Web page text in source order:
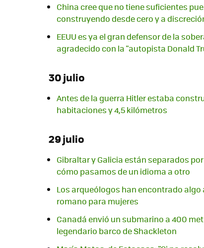
China cree que no tiene suficientes
construyendo desde cero y a
EEUU es ya el gran defensor de la
agradecido con la "autopista Donald
30 julio
Antes de la guerra Hitler estaba
habitaciones y 4,5 kilómetros
29 julio
Gibraltar y Galicia están separados
cómo pasamos de un idioma a otro
Los arqueólogos han encontrado
romano para mujeres
Canadá envió un submarino a 400
legendario barco de Shackleton